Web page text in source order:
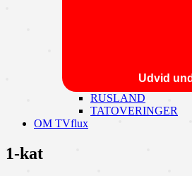
Udvid
RUSLAND
TATOVERINGER
OM TVflux
1-kat